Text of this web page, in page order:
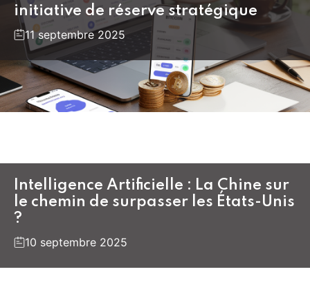
initiative de réserve stratégique
11 septembre 2025
Intelligence Artificielle : La Chine sur
le chemin de surpasser les États-Unis
?
10 septembre 2025